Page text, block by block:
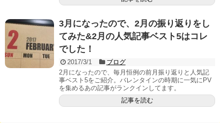
3月になったので、2月の振り返りをし
てみた&2月の人気記事ベスト5はコレ
でした！
2017/3/1
ブログ
2月になったので、毎月恒例の前月振り返りと人気記
事ベスト5をご紹介。バレンタインの時期に一気にPV
を集めるあの記事がランクインしてます。
記事を読む